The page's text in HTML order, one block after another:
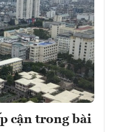
cận trong bài